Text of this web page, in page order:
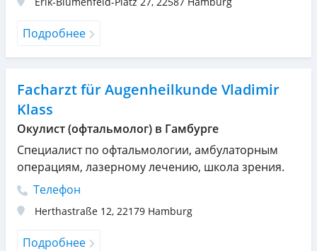
Подробнее
Facharzt für Augenheilkunde Vladimir
Klass
Окулист (офтальмолог) в Гамбурге
Специалист по офтальмологии, амбулаторным
операциям, лазерному лечению, школа зрения.
Телефон
Herthastraße 12, 22179 Hamburg
Подробнее